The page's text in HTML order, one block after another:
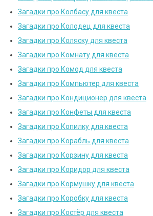
Загадки про Колбасу для квеста
Загадки про Колодец для квеста
Загадки про Коляску для квеста
Загадки про Комнату для квеста
Загадки про Комод для квеста
Загадки про Компьютер для квеста
Загадки про Кондиционер для квеста
Загадки про Конфеты для квеста
Загадки про Копилку для квеста
Загадки про Корабль для квеста
Загадки про Корзину для квеста
Загадки про Коридор для квеста
Загадки про Кормушку для квеста
Загадки про Коробку для квеста
Загадки про Костёр для квеста